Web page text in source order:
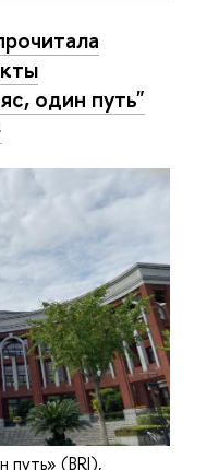
один путь"
путь» (BRI),